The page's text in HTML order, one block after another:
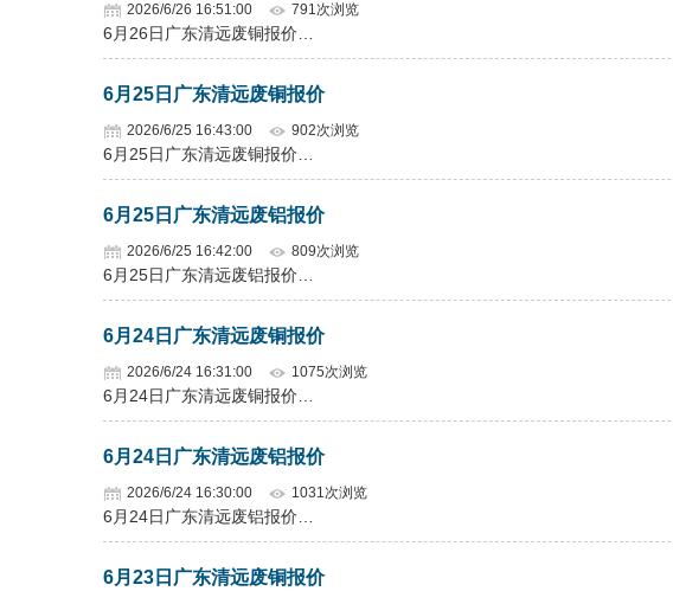
2026/6/26 16:51:00 791次浏览
6月26日广东清远废铜报价…
6月25日广东清远废铜报价
2026/6/25 16:43:00 902次浏览
6月25日广东清远废铜报价…
6月25日广东清远废铝报价
2026/6/25 16:42:00 809次浏览
6月25日广东清远废铝报价…
6月24日广东清远废铜报价
2026/6/24 16:31:00 1075次浏览
6月24日广东清远废铜报价…
6月24日广东清远废铝报价
2026/6/24 16:30:00 1031次浏览
6月24日广东清远废铝报价…
6月23日广东清远废铜报价